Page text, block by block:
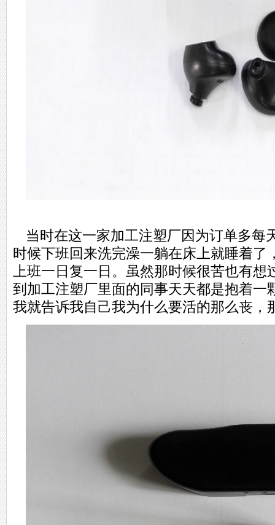
当时在这一家加工注塑厂因为订单多每
时候下班回来洗完澡一躺在床上就睡着了
上班一日复一日。虽然那时候很苦也有
到加工注塑厂里面的同事天天都是抱着一
我就告诉我自己我为什么要活的那么丧，